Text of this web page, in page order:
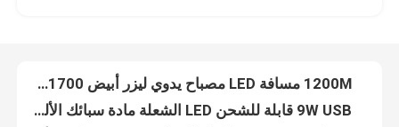
مراقبة الجودة
مصباح LED صغير صغير الحجم قابل لإعادة الشحن مصنوع من مادة الألومنيوم IP66 مقاوم للماء ODM
1000 Lumen Rechargeable Keychain Flashlight ، IP66 Mini Torch Light مع بطارية 18350